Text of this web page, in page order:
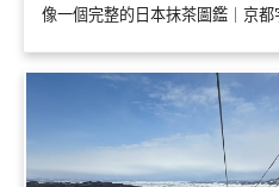
像一個完整的日本抹茶圖鑑｜京